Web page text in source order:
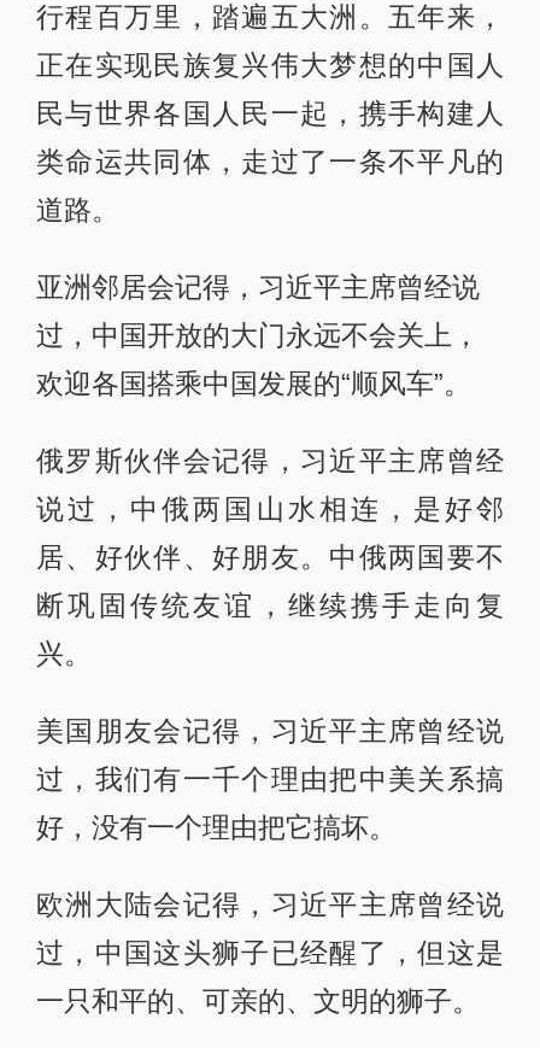
行程百万里，踏遍五大洲。五年来，
正在实现民族复兴伟大梦想的中国人
民与世界各国人民一起，携手构建人
类命运共同体，走过了一条不平凡的
道路。
亚洲邻居会记得，习近平主席曾经说
过，中国开放的大门永远不会关上，
欢迎各国搭乘中国发展的“顺风车”。
俄罗斯伙伴会记得，习近平主席曾经
说过，中俄两国山水相连，是好邻
居、好伙伴、好朋友。中俄两国要不
断巩固传统友谊，继续携手走向复
兴。
美国朋友会记得，习近平主席曾经说
过，我们有一千个理由把中美关系搞
好，没有一个理由把它搞坏。
欧洲大陆会记得，习近平主席曾经说
过，中国这头狮子已经醒了，但这是
一只和平的、可亲的、文明的狮子。